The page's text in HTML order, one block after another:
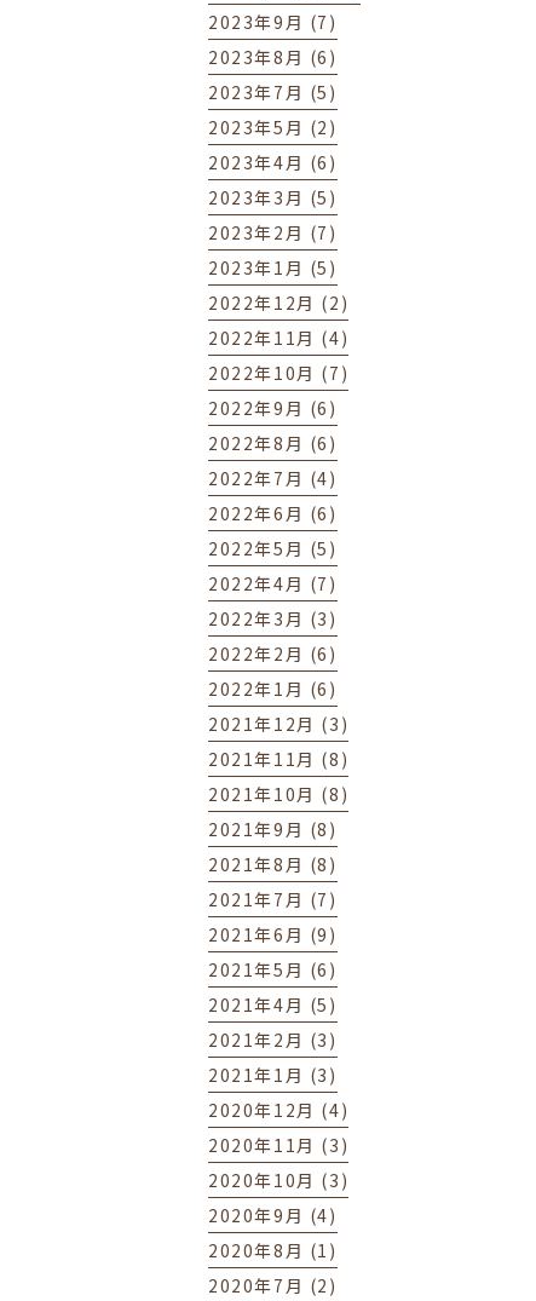
2023年9月 (7)
2023年8月 (6)
2023年7月 (5)
2023年5月 (2)
2023年4月 (6)
2023年3月 (5)
2023年2月 (7)
2023年1月 (5)
2022年12月 (2)
2022年11月 (4)
2022年10月 (7)
2022年9月 (6)
2022年8月 (6)
2022年7月 (4)
2022年6月 (6)
2022年5月 (5)
2022年4月 (7)
2022年3月 (3)
2022年2月 (6)
2022年1月 (6)
2021年12月 (3)
2021年11月 (8)
2021年10月 (8)
2021年9月 (8)
2021年8月 (8)
2021年7月 (7)
2021年6月 (9)
2021年5月 (6)
2021年4月 (5)
2021年2月 (3)
2021年1月 (3)
2020年12月 (4)
2020年11月 (3)
2020年10月 (3)
2020年9月 (4)
2020年8月 (1)
2020年7月 (2)